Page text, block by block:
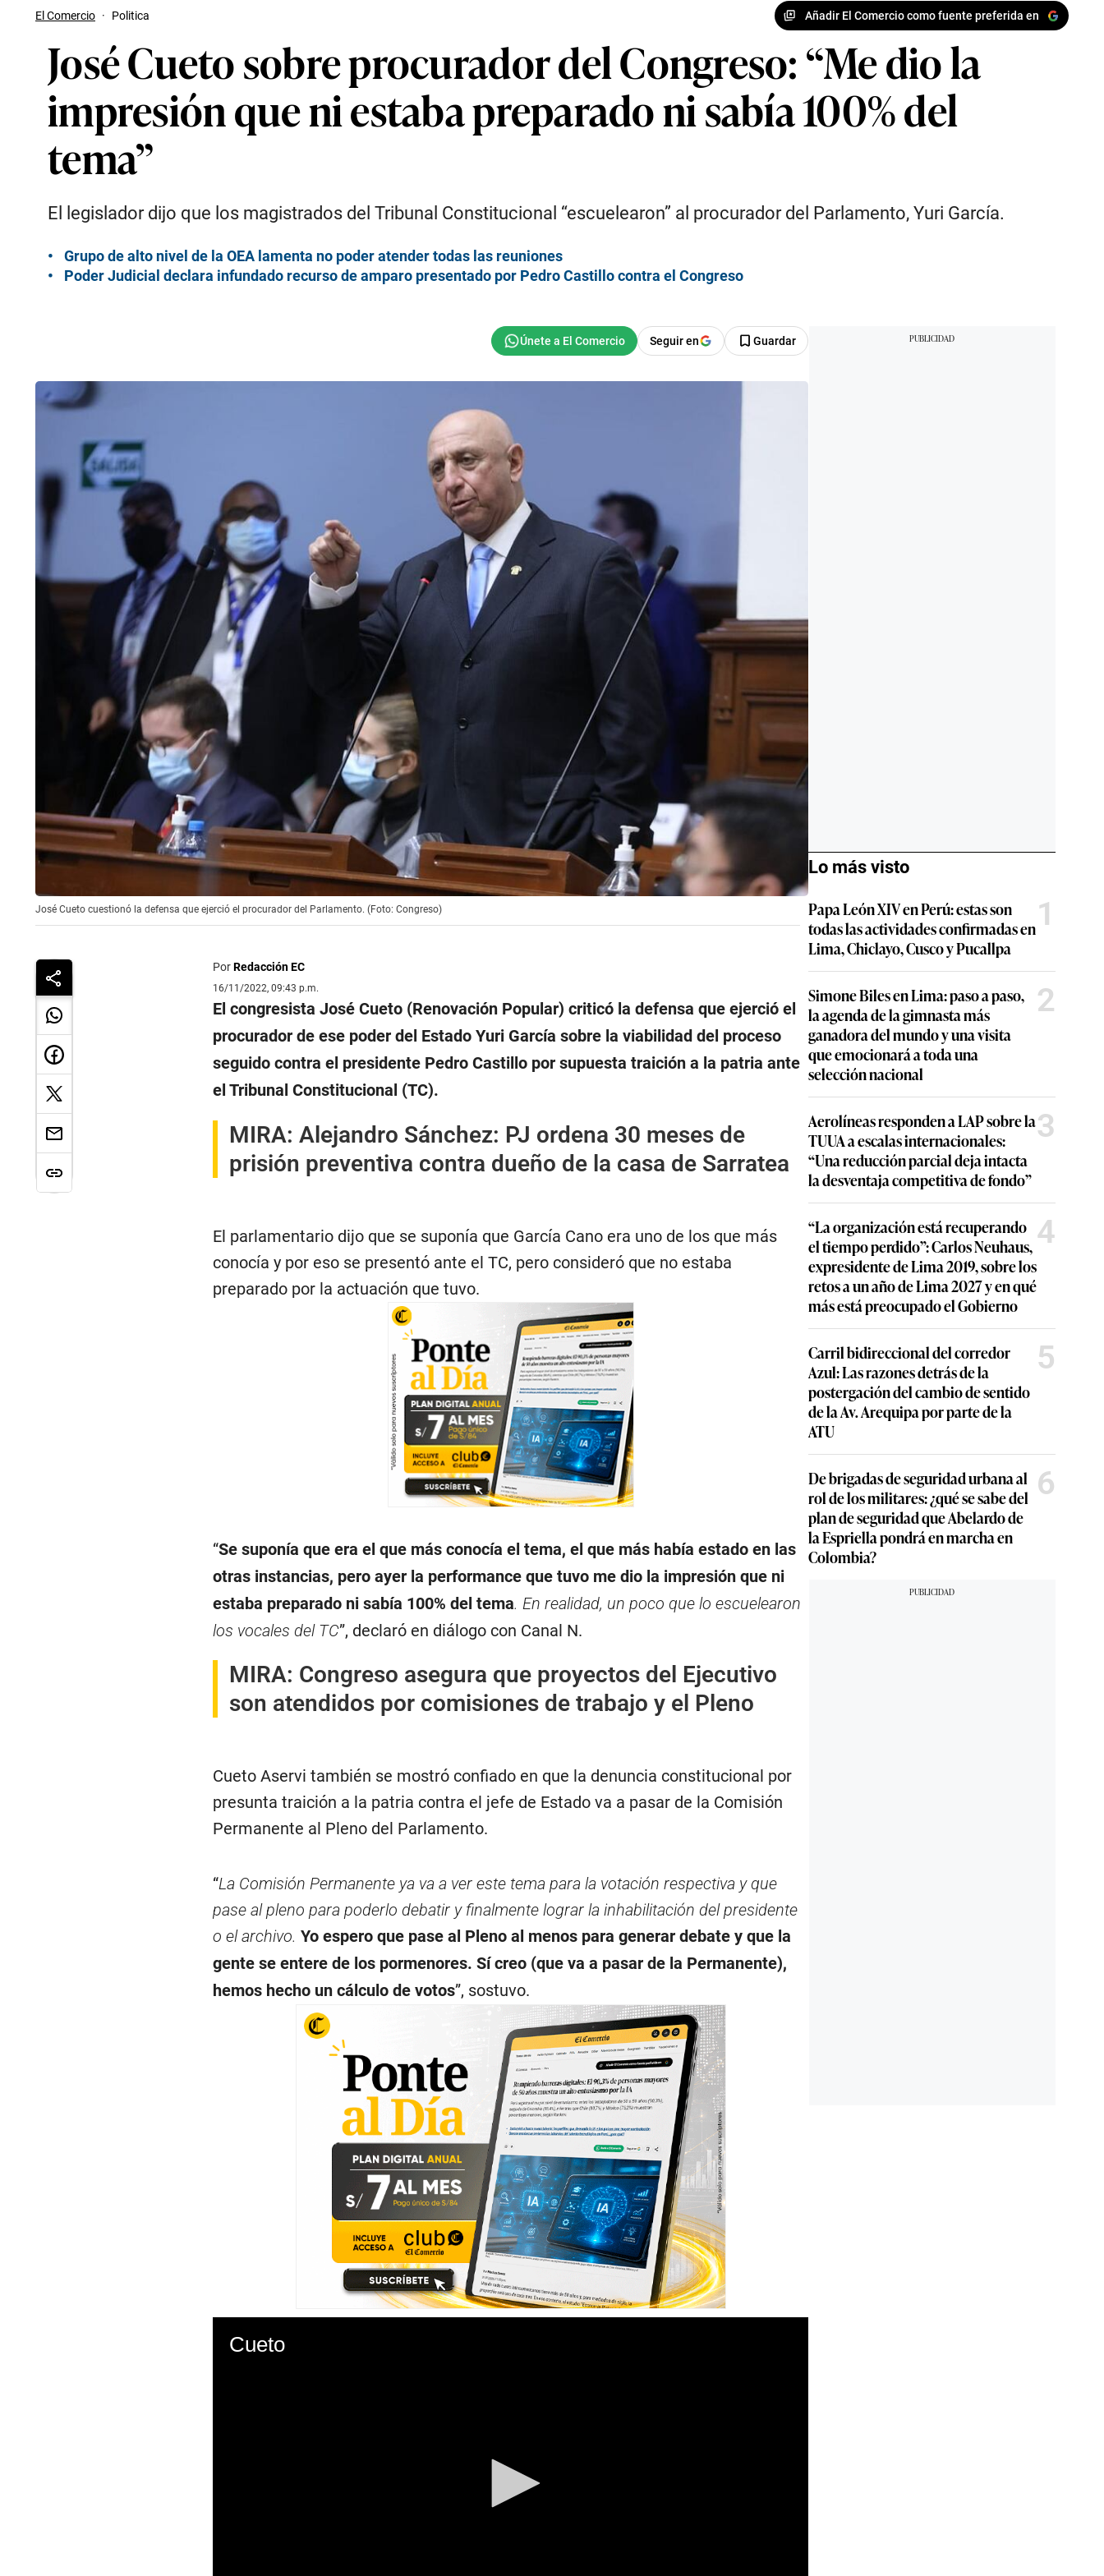
El Comercio · Politica Añadir El Comercio como fuente preferida en
José Cueto sobre procurador del Congreso: “Me dio la
impresión que ni estaba preparado ni sabía 100% del
tema”
El legislador dijo que los magistrados del Tribunal Constitucional “escuelearon” al procurador del Parlamento, Yuri García.
Grupo de alto nivel de la OEA lamenta no poder atender todas las reuniones
Poder Judicial declara infundado recurso de amparo presentado por Pedro Castillo contra el Congreso
Seguir en Guardar
José Cueto cuestionó la defensa que ejerció el procurador del Parlamento. (Foto: Congreso)
PorRedacción EC
16/11/2022, 09:43 p.m.
El congresista José Cueto (Renovación Popular) criticó la defensa que ejerció el
procurador de ese poder del Estado Yuri García sobre la viabilidad del proceso
seguido contra el presidente Pedro Castillo por supuesta traición a la patria ante
el Tribunal Constitucional (TC).
MIRA: Alejandro Sánchez: PJ ordena 30 meses de
prisión preventiva contra dueño de la casa de Sarratea
El parlamentario dijo que se suponía que García Cano era uno de los que más
conocía y por eso se presentó ante el TC, pero consideró que no estaba
preparado por la actuación que tuvo.
“Se suponía que era el que más conocía el tema, el que más había estado en las
otras instancias, pero ayer la performance que tuvo me dio la impresión que ni
estaba preparado ni sabía 100% del tema. En realidad, un poco que lo escuelearon
los vocales del TC”, declaró en diálogo con Canal N.
MIRA: Congreso asegura que proyectos del Ejecutivo
son atendidos por comisiones de trabajo y el Pleno
Cueto Aservi también se mostró confiado en que la denuncia constitucional por
presunta traición a la patria contra el jefe de Estado va a pasar de la Comisión
Permanente al Pleno del Parlamento.
“La Comisión Permanente ya va a ver este tema para la votación respectiva y que
pase al pleno para poderlo debatir y finalmente lograr la inhabilitación del presidente
o el archivo. Yo espero que pase al Pleno al menos para generar debate y que la
gente se entere de los pormenores. Sí creo (que va a pasar de la Permanente),
hemos hecho un cálculo de votos”, sostuvo.
Cueto
Lo más visto
Papa León XIV en Perú: estas son
todas las actividades confirmadas en
Lima, Chiclayo, Cusco y Pucallpa
1
Simone Biles en Lima: paso a paso,
la agenda de la gimnasta más
ganadora del mundo y una visita
que emocionará a toda una
selección nacional
2
Aerolíneas responden a LAP sobre la
TUUA a escalas internacionales:
“Una reducción parcial deja intacta
la desventaja competitiva de fondo”
3
“La organización está recuperando
el tiempo perdido”: Carlos Neuhaus,
expresidente de Lima 2019, sobre los
retos a un año de Lima 2027 y en qué
más está preocupado el Gobierno
4
Carril bidireccional del corredor
Azul: Las razones detrás de la
postergación del cambio de sentido
de la Av. Arequipa por parte de la
ATU
5
De brigadas de seguridad urbana al
rol de los militares: ¿qué se sabe del
plan de seguridad que Abelardo de
la Espriella pondrá en marcha en
Colombia?
6